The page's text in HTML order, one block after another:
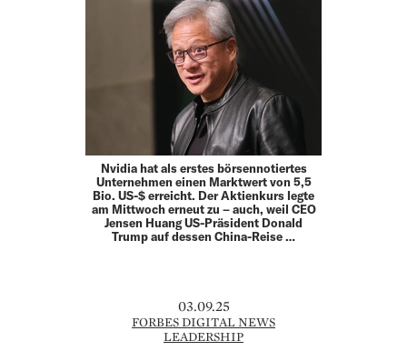
Nvidia hat als erstes börsennotiertes
Unternehmen einen Marktwert von 5,5
Bio. US-$ erreicht. Der Aktienkurs legte
am Mittwoch erneut zu – auch, weil CEO
Jensen Huang US-Präsident Donald
Trump auf dessen China-Reise …
03.09.25
FORBES DIGITAL NEWS
LEADERSHIP